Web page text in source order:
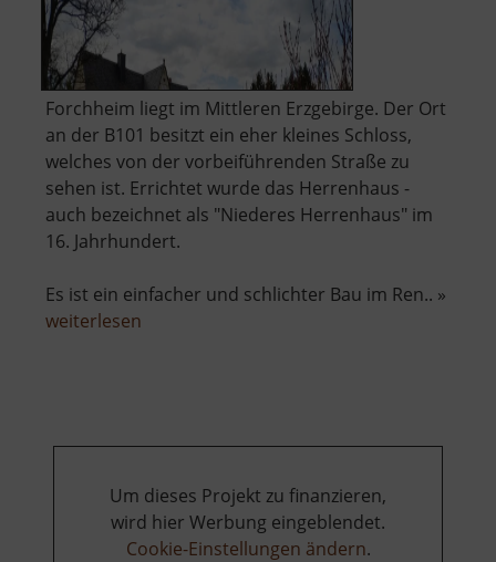
Forchheim liegt im Mittleren Erzgebirge. Der Ort
an der B101 besitzt ein eher kleines Schloss,
welches von der vorbeiführenden Straße zu
sehen ist. Errichtet wurde das Herrenhaus -
auch bezeichnet als "Niederes Herrenhaus" im
16. Jahrhundert.
Es ist ein einfacher und schlichter Bau im Ren.. »
weiterlesen
Um dieses Projekt zu finanzieren,
wird hier Werbung eingeblendet.
Cookie-Einstellungen ändern.